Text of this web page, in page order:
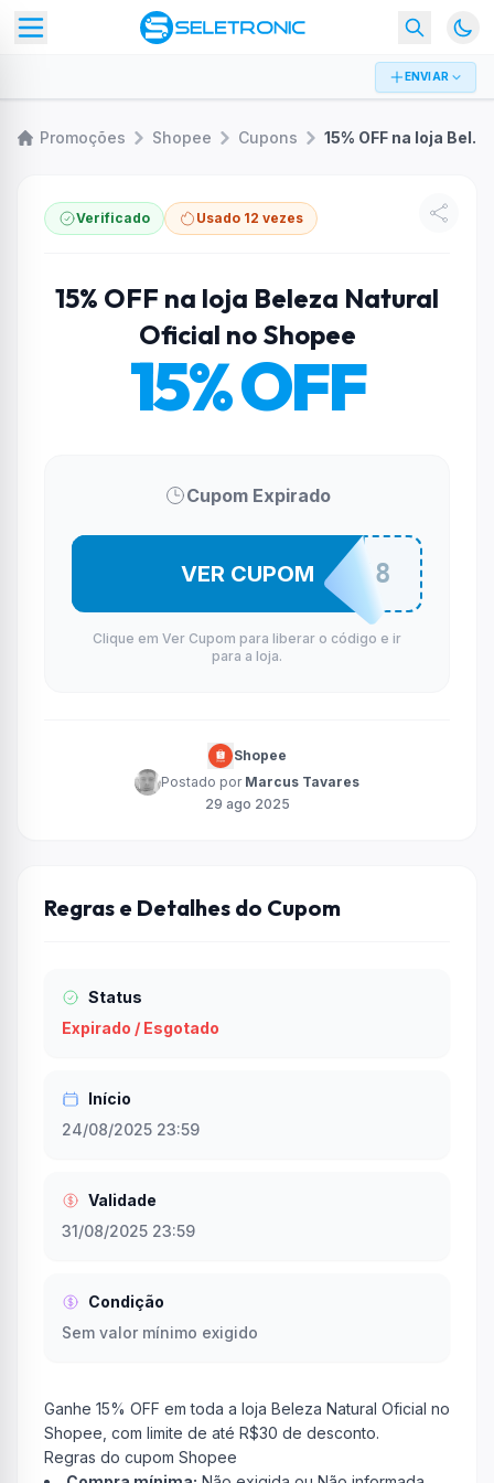
ENVIAR
Promoções Shopee Cupons 15% OFF na loja Beleza Natural Oficial no Shopee
Verificado Usado 12 vezes
15% OFF na loja Beleza Natural
Oficial no Shopee
15% OFF
Cupom Expirado
BELEBELE8
VER CUPOM
Clique em Ver Cupom para liberar o código e ir
para a loja.
Shopee
Postado por Marcus Tavares
29 ago 2025
Regras e Detalhes do Cupom
Status
Expirado / Esgotado
Início
24/08/2025 23:59
Validade
31/08/2025 23:59
Condição
Sem valor mínimo exigido
Ganhe 15% OFF em toda a loja Beleza Natural Oficial no
Shopee, com limite de até R$30 de desconto.
Regras do cupom Shopee